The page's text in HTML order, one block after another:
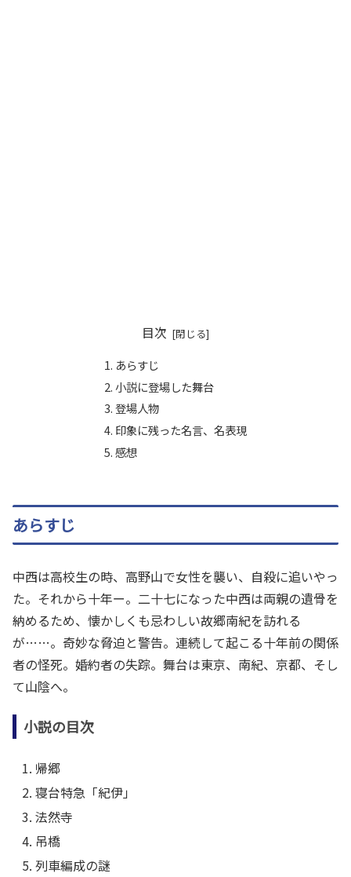
目次
あらすじ
小説に登場した舞台
登場人物
印象に残った名言、名表現
感想
あらすじ
中西は高校生の時、高野山で女性を襲い、自殺に追いやっ
た。それから十年ー。二十七になった中西は両親の遺骨を
納めるため、懐かしくも忌わしい故郷南紀を訪れる
が……。奇妙な脅迫と警告。連続して起こる十年前の関係
者の怪死。婚約者の失踪。舞台は東京、南紀、京都、そし
て山陰へ。
小説の目次
帰郷
寝台特急「紀伊」
法然寺
吊橋
列車編成の謎